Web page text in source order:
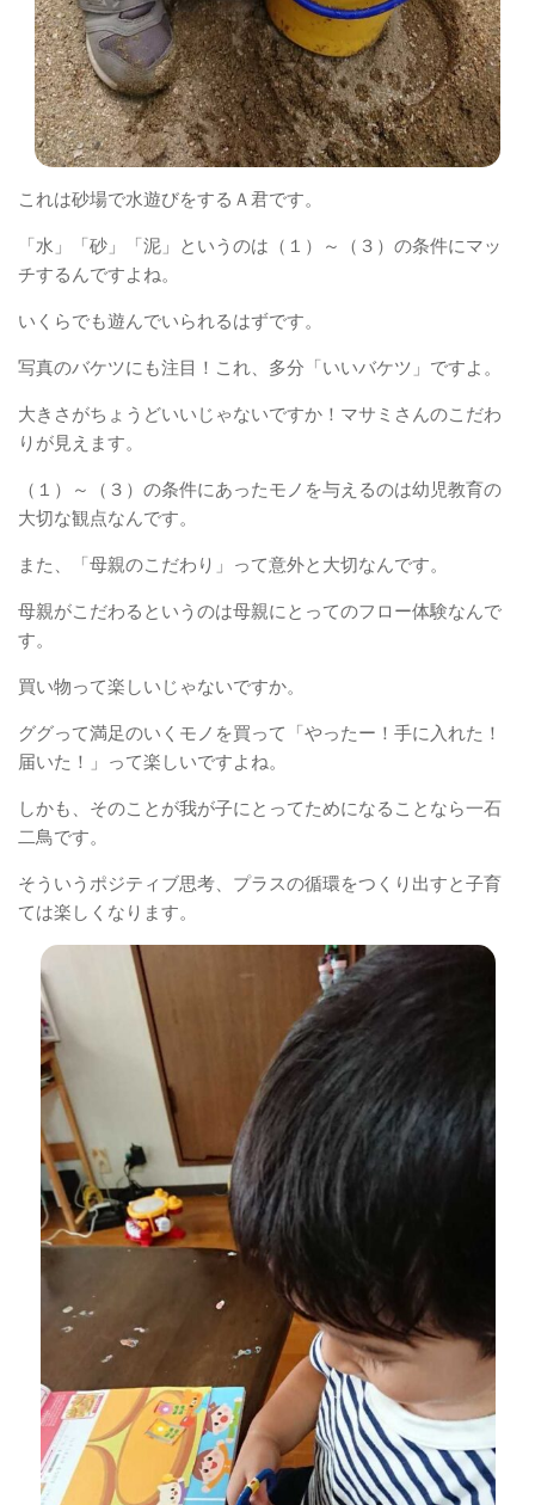
これは砂場で水遊びをするＡ君です。
「水」「砂」「泥」というのは（１）～（３）の条件にマッ
チするんですよね。
いくらでも遊んでいられるはずです。
写真のバケツにも注目！これ、多分「いいバケツ」ですよ。
大きさがちょうどいいじゃないですか！マサミさんのこだわ
りが見えます。
（１）～（３）の条件にあったモノを与えるのは幼児教育の
大切な観点なんです。
また、「母親のこだわり」って意外と大切なんです。
母親がこだわるというのは母親にとってのフロー体験なんで
す。
買い物って楽しいじゃないですか。
ググって満足のいくモノを買って「やったー！手に入れた！
届いた！」って楽しいですよね。
しかも、そのことが我が子にとってためになることなら一石
二鳥です。
そういうポジティブ思考、プラスの循環をつくり出すと子育
ては楽しくなります。